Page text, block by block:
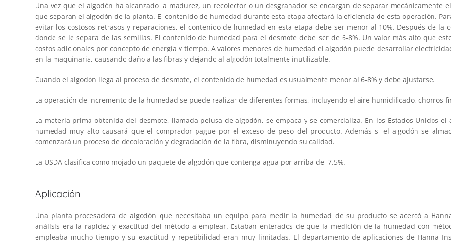
Una vez que el algodón ha alcanzado la madurez, un recolector o un desgranador se encargan de separar mecánicamente
que separan el algodón de la planta. El contenido de humedad durante esta etapa afectará la eficiencia de esta operación.
evitar los costosos retrasos y reparaciones, el contenido de humedad en esta etapa debe ser menor al 10%. Después de la
donde se le separa de las semillas. El contenido de humedad para el desmote debe ser de 6-8%. Un valor más alto que
costos adicionales por concepto de energía y tiempo. A valores menores de humedad el algodón puede desarrollar
en la maquinaria, causando daño a las fibras y dejando al algodón totalmente inutilizable.
Cuando el algodón llega al proceso de desmote, el contenido de humedad es usualmente menor al 6-8% y debe ajustarse.
La operación de incremento de la humedad se puede realizar de diferentes formas, incluyendo el aire humidificado, chorros
La materia prima obtenida del desmote, llamada pelusa de algodón, se empaca y se comercializa. En los Estados Unidos
humedad muy alto causará que el comprador pague por el exceso de peso del producto. Además si el algodón se
comenzará un proceso de decoloración y degradación de la fibra, disminuyendo su calidad.
La USDA clasifica como mojado un paquete de algodón que contenga agua por arriba del 7.5%.
Aplicación
Una planta procesadora de algodón que necesitaba un equipo para medir la humedad de su producto se acercó a
análisis era la rapidez y exactitud del método a emplear. Estaban enterados de que la medición de la humedad con
empleaba mucho tiempo y su exactitud y repetibilidad eran muy limitadas. El departamento de aplicaciones de Hanna